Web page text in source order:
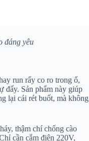
đáng yêu
run rẩy co ro trong ổ,
đấy. Sản phẩm này giúp
lại cái rét buốt, mà không
thậm chí chống cào
cần cắm điện 220V,